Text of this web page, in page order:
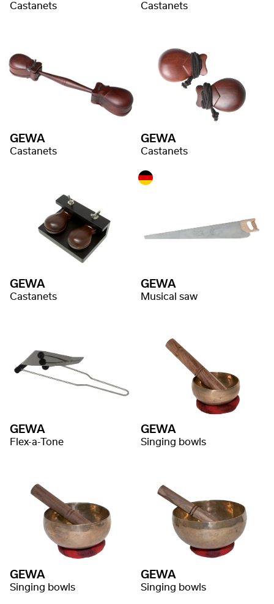
Castanets Castanets
GEWA
Castanets
GEWA
Castanets
GEWA
Castanets
GEWA
Musical saw
GEWA
Flex-a-Tone
GEWA
Singing bowls
GEWA
Singing bowls
GEWA
Singing bowls